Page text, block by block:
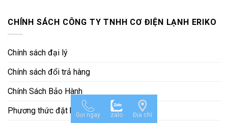
CHÍNH SÁCH CÔNG TY TNHH CƠ ĐIỆN LẠNH ERIKO
Chính sách đại lý
Chính sách đổi trả hàng
Chính Sách Bảo Hành
Phương thức đặt hàngGọi ngay zalo Địa chỉ